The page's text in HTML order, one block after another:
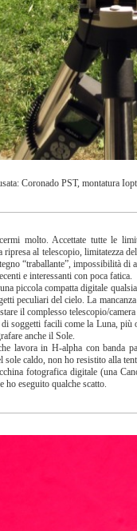
Coronado PST, montatura
molto. Accettate tutte le
ripresa al telescopio, limitatezza
“traballante”, impossibilità
e interessanti con poca fatica.
piccola compatta digitale
peculiari del cielo. La
il complesso telescopio/
soggetti facili come la Luna,
anche il Sole.
lavora in H-alpha con banda
caldo, non ho resistito alla
fotografica digitale (una
ho eseguito qualche scatto.